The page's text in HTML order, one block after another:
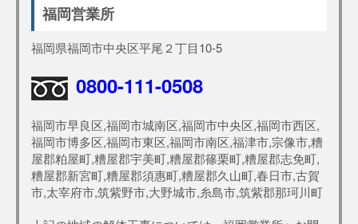
福岡営業所
福岡県福岡市中央区平尾２丁目10-5
0800-111-0508
福岡市早良区,福岡市城南区,福岡市中央区,福岡市西区,
福岡市博多区,福岡市東区,福岡市南区,福津市,宗像市,糟
屋郡粕屋町,糟屋郡宇美町,糟屋郡篠栗町,糟屋郡志免町,
糟屋郡新宮町,糟屋郡須惠町,糟屋郡久山町,春日市,古賀
市,太宰府市,筑紫野市,大野城市,糸島市,筑紫郡那珂川町